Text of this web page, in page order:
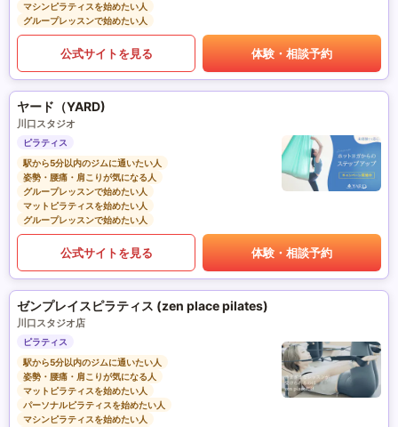
マシンピラティスを始めたい人
グループレッスンで始めたい人
公式サイトを見る 体験・相談予約
ヤード（YARD)
川口スタジオ
ピラティス
駅から5分以内のジムに通いたい人
姿勢・腰痛・肩こりが気になる人
グループレッスンで始めたい人
マットピラティスを始めたい人
グループレッスンで始めたい人
公式サイトを見る 体験・相談予約
ゼンプレイスピラティス (zen place pilates)
川口スタジオ店
ピラティス
駅から5分以内のジムに通いたい人
姿勢・腰痛・肩こりが気になる人
マットピラティスを始めたい人
パーソナルピラティスを始めたい人
マシンピラティスを始めたい人